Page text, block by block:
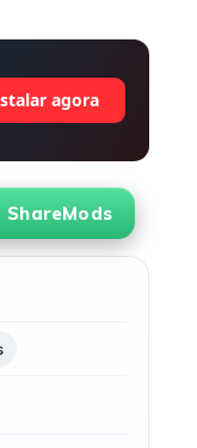
agora
ShareMods